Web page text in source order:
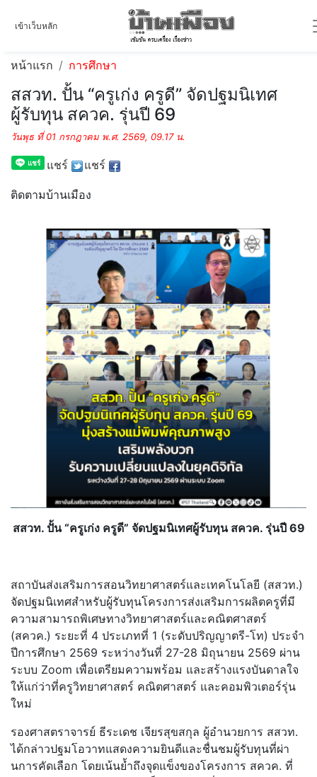
เข้าเว็บหลัก
หน้าแรก การศึกษา
สสวท. ปั้น “ครูเก่ง ครูดี” จัดปฐมนิเทศ
ผู้รับทุน สควค. รุ่นปี 69
วันพุธ ที่ 01 กรกฎาคม พ.ศ. 2569, 09.17 น.
แชร์ แชร์
ติดตามบ้านเมือง
สสวท. ปั้น “ครูเก่ง ครูดี” จัดปฐมนิเทศผู้รับทุน สควค. รุ่นปี 69
สถาบันส่งเสริมการสอนวิทยาศาสตร์และเทคโนโลยี (สสวท.)
จัดปฐมนิเทศสำหรับผู้รับทุนโครงการส่งเสริมการผลิตครูที่มี
ความสามารถพิเศษทางวิทยาศาสตร์และคณิตศาสตร์
(สควค.) ระยะที่ 4 ประเภทที่ 1 (ระดับปริญญาตรี-โท) ประจำ
ปีการศึกษา 2569 ระหว่างวันที่ 27-28 มิถุนายน 2569 ผ่าน
ระบบ Zoom เพื่อเตรียมความพร้อม และสร้างแรงบันดาลใจ
ให้แก่ว่าที่ครูวิทยาศาสตร์ คณิตศาสตร์ และคอมพิวเตอร์รุ่น
ใหม่
รองศาสตราจารย์ ธีระเดช เจียรสุขสกุล ผู้อำนวยการ สสวท.
ได้กล่าวปฐมโอวาทแสดงความยินดีและชื่นชมผู้รับทุนที่ผ่า
นการคัดเลือก โดยเน้นย้ำถึงจุดแข็งของโครงการ สควค. ที่